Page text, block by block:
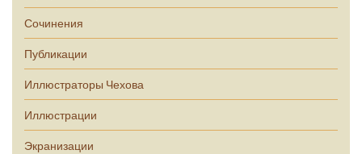
Сочинения
Публикации
Иллюстраторы Чехова
Иллюстрации
Экранизации